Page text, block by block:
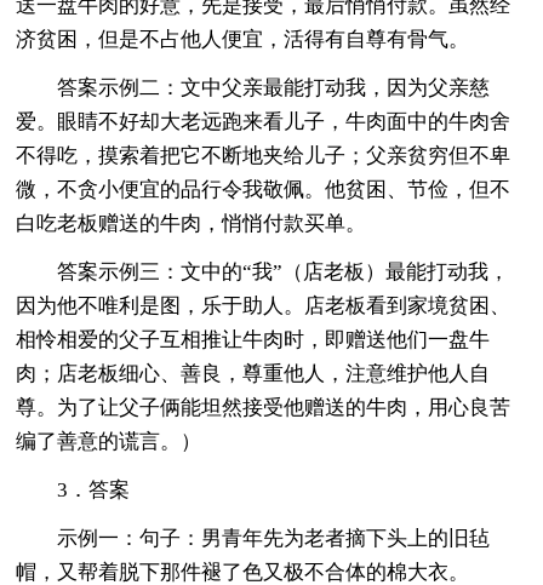
送一盘牛肉的好意，先是接受，最后悄悄付款。虽然经
济贫困，但是不占他人便宜，活得有自尊有骨气。
答案示例二：文中父亲最能打动我，因为父亲慈
爱。眼睛不好却大老远跑来看儿子，牛肉面中的牛肉舍
不得吃，摸索着把它不断地夹给儿子；父亲贫穷但不卑
微，不贪小便宜的品行令我敬佩。他贫困、节俭，但不
白吃老板赠送的牛肉，悄悄付款买单。
答案示例三：文中的“我”（店老板）最能打动我，
因为他不唯利是图，乐于助人。店老板看到家境贫困、
相怜相爱的父子互相推让牛肉时，即赠送他们一盘牛
肉；店老板细心、善良，尊重他人，注意维护他人自
尊。为了让父子俩能坦然接受他赠送的牛肉，用心良苦
编了善意的谎言。）
3．答案
示例一：句子：男青年先为老者摘下头上的旧毡
帽，又帮着脱下那件褪了色又极不合体的棉大衣。